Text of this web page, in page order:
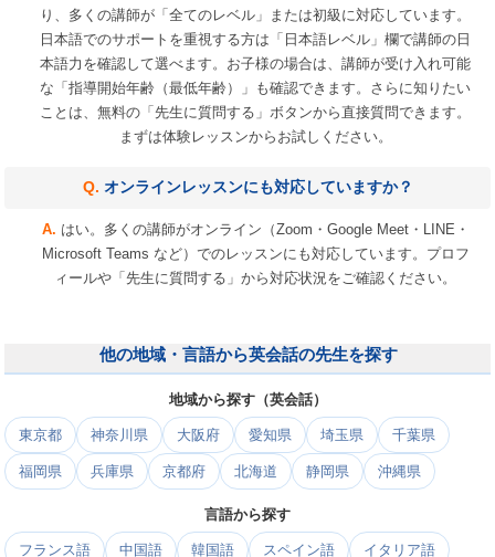
り、多くの講師が「全てのレベル」または初級に対応しています。
日本語でのサポートを重視する方は「日本語レベル」欄で講師の日
本語力を確認して選べます。お子様の場合は、講師が受け入れ可能
な「指導開始年齢（最低年齢）」も確認できます。さらに知りたい
ことは、無料の「先生に質問する」ボタンから直接質問できます。
まずは体験レッスンからお試しください。
オンラインレッスンにも対応していますか？
はい。多くの講師がオンライン（Zoom・Google Meet・LINE・
Microsoft Teams など）でのレッスンにも対応しています。プロフ
ィールや「先生に質問する」から対応状況をご確認ください。
他の地域・言語から英会話の先生を探す
地域から探す（英会話）
東京都 神奈川県 大阪府 愛知県 埼玉県 千葉県
福岡県 兵庫県 京都府 北海道 静岡県 沖縄県
言語から探す
フランス語 中国語 韓国語 スペイン語 イタリア語